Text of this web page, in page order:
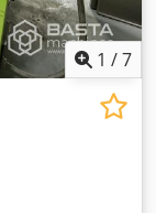
1 /7